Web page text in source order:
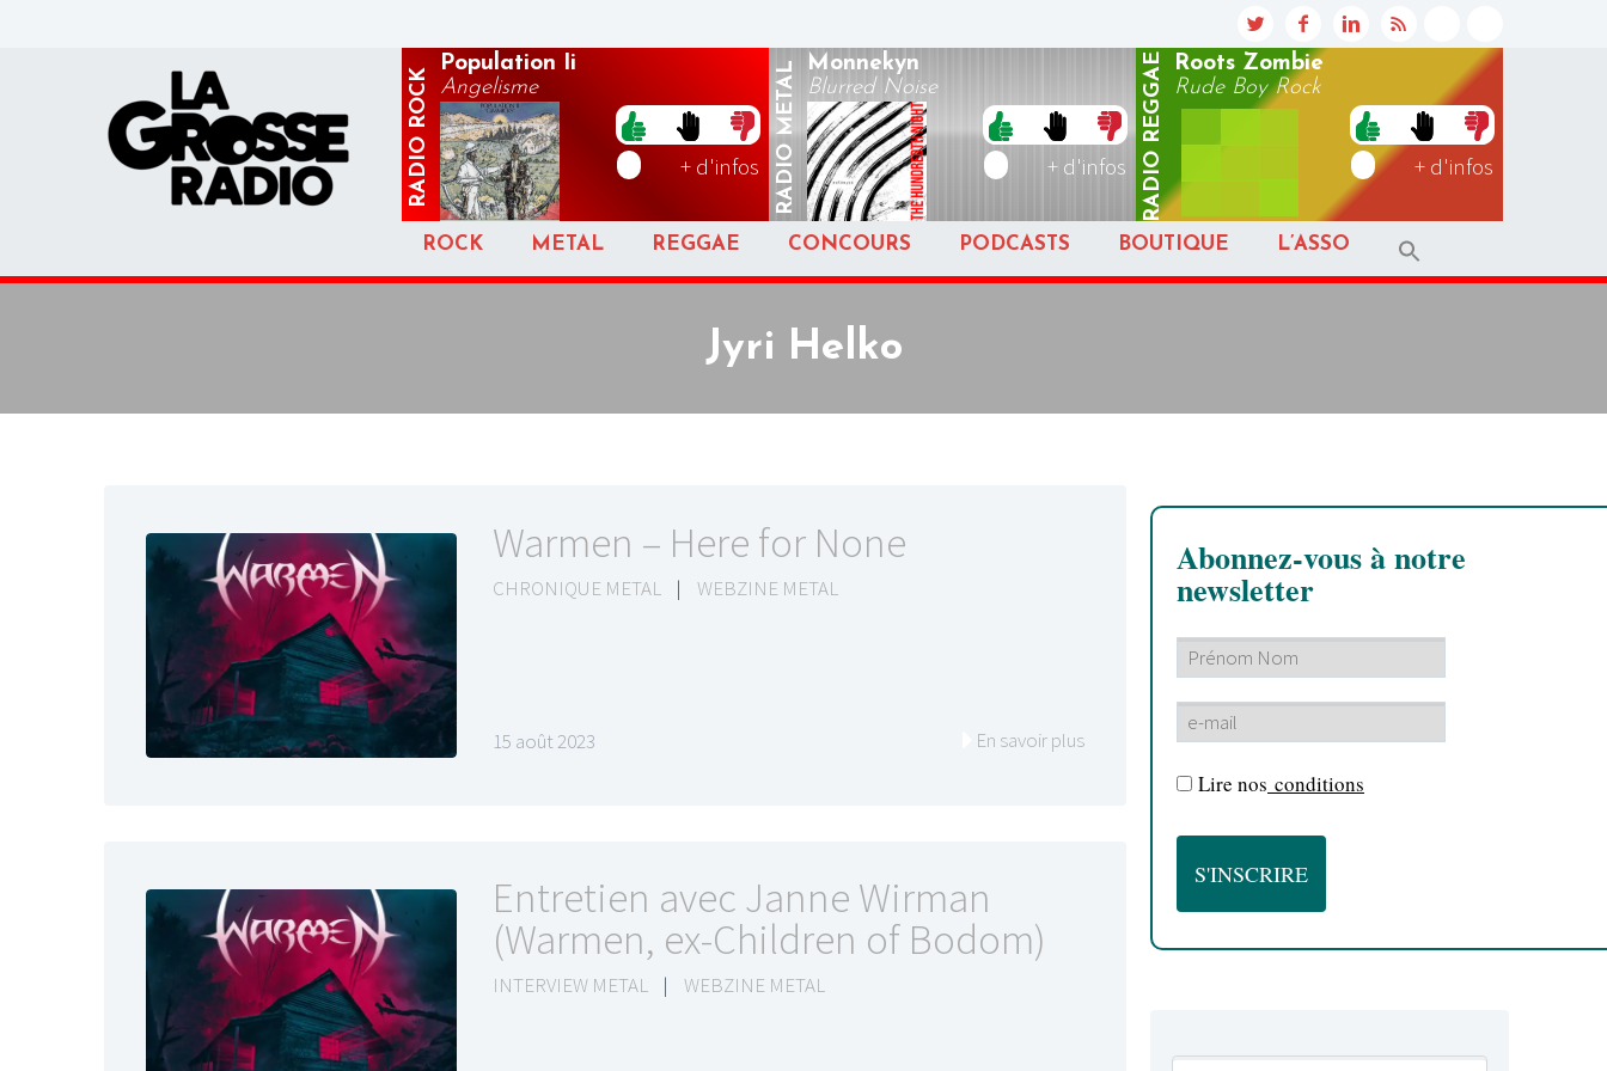
RADIO
ROCK
Population Ii
Angelisme
+ d'infos RADIO
METAL Monnekyn
Blurred Noise
+ d'infos RADIO
REGGAE
Roots Zombie
Rude Boy Rock
+ d'infos
ROCK METAL REGGAE CONCOURS PODCASTS BOUTIQUE L’ASSO
Jyri Helko
Warmen – Here for None
CHRONIQUE METAL | WEBZINE METAL
15 août 2023 En savoir plus
Entretien avec Janne Wirman
(Warmen, ex-Children of Bodom)
INTERVIEW METAL | WEBZINE METAL
Abonnez-vous à notre
newsletter
Lire nos conditions